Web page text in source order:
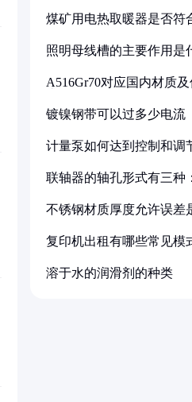
煤矿用电热取暖器是否符
照明母线槽的主要作用是
A516Gr70对应国内材质
镀镍钢带可以过多少电流
计量泵如何达到控制和调
联轴器的轴孔形式有三种
不锈钢材质厚度允许误差
复印机出租有哪些常见模
溶于水的润滑剂的种类